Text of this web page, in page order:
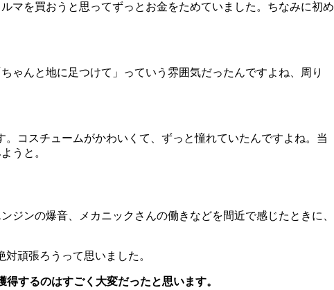
マを買おうと思ってずっとお金をためていました。ちなみに初め
んと地に足つけて」っていう雰囲気だったんですよね、周り
コスチュームがかわいくて、ずっと憧れていたんですよね。当
うと。
ンの爆音、メカニックさんの働きなどを間近で感じたときに、
頑張ろうって思いました。
するのはすごく大変だったと思います。